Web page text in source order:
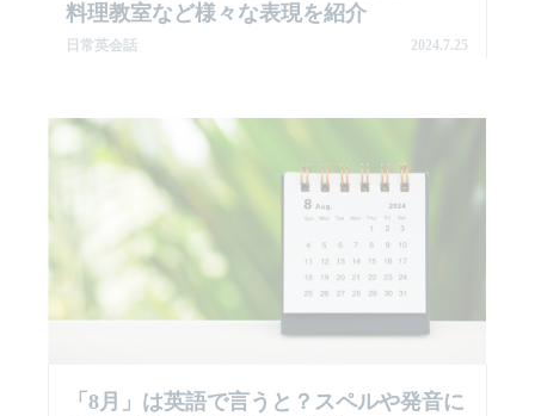
料理教室など様々な表現を紹介
日常英会話 2024.7.25
「8月」は英語で言うと？スペルや発音に